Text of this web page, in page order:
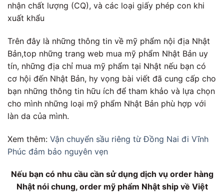
nhận chất lượng (CQ), và các loại giấy phép con khi
xuất khẩu
Trên đây là những thông tin về mỹ phẩm nội địa Nhật
Bản,top những trang web mua mỹ phẩm Nhật Bản uy
tín, những địa chỉ mua mỹ phẩm tại Nhật nếu bạn có
cơ hội đến Nhật Bản, hy vọng bài viết đã cung cấp cho
bạn những thông tin hữu ích để tham khảo và lựa chọn
cho mình những loại mỹ phẩm Nhật Bản phù hợp với
làn da của mình.
Xem thêm: Vận chuyển sầu riêng từ Đồng Nai đi Vĩnh
Phúc đảm bảo nguyên vẹn
Nếu bạn có nhu cầu cần sử dụng dịch vụ order hàng
Nhật nói chung, order mỹ phẩm Nhật ship về Việt